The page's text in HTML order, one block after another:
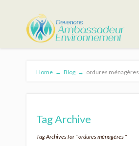
Home → Blog → ordures ménagères
Tag Archive
Tag Archives for " ordures ménagères "